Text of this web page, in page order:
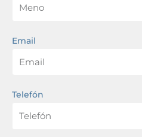
Email
Telefón